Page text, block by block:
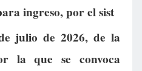
ingreso, por el sist
julio de 2026, de la
la que se convoca